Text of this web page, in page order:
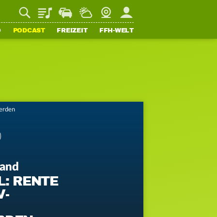
PlaylistStaupilotWetterWebcamMein FFH
PODCAST FREIZEIT FFH-WELT
RENTE